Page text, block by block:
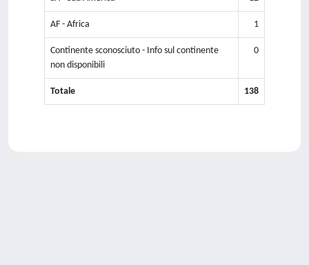
AF - Africa 1
Continente sconosciuto - Info sul continente
non disponibili
0
Totale 138